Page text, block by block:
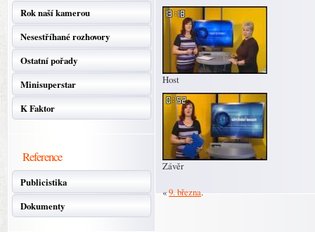
Rok naší kamerou
Nesestříhané rozhovory
Ostatní pořady
Minisuperstar
K Faktor
Reference
Publicistika
Dokumenty
Host
Závěr
«9. března.